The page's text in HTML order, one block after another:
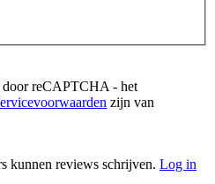
reCAPTCHA - het
zijn van
kunnen reviews schrijven. Log in